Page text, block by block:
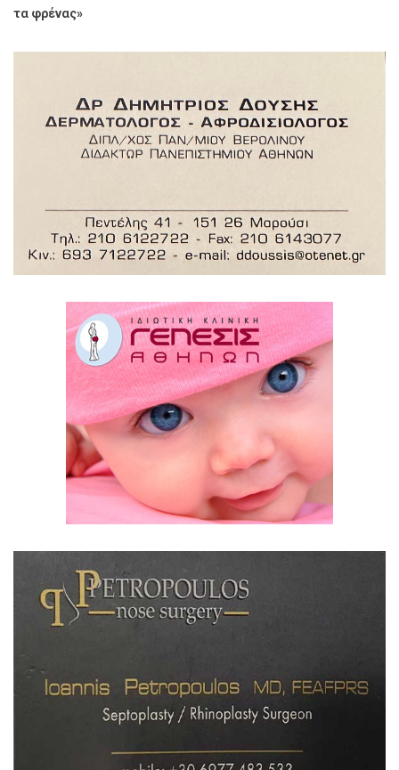
τα φρένας»